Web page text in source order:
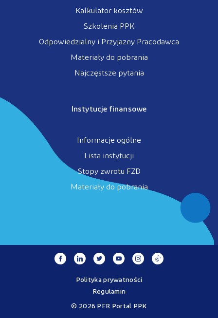
Kalkulator kosztów
Szkolenia PPK
Odpowiedzialny i Przyjazny Pracodawca
Materiały do pobrania
Najczęstsze pytania
Instytucje finansowe
Informacje ogólne
Lista instytucji
Stopy zwrotu FZD
Materiały do pobrania
© 2026 PFR Portal PPK
Polityka prywatności
Regulamin